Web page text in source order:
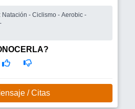
/ Citas